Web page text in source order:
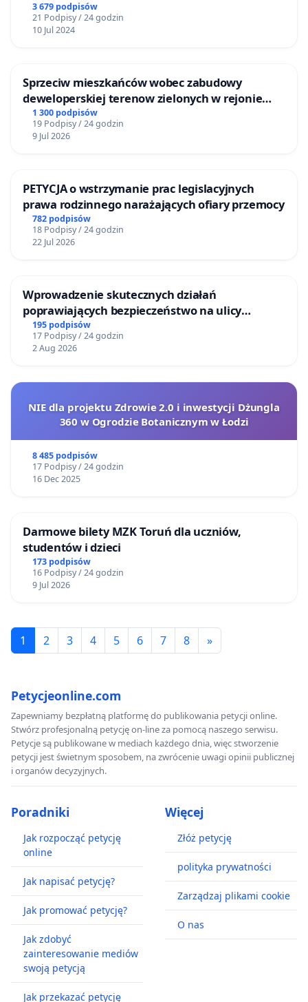
3 679 podpisów
21 Podpisy / 24 godzin
10 Jul 2024
Sprzeciw mieszkańców wobec zabudowy
deweloperskiej terenow zielonych w rejonie
Bulwarów Straceńskich w Bielsku-Białej
1 300 podpisów
19 Podpisy / 24 godzin
9 Jul 2026
PETYCJA o wstrzymanie prac legislacyjnych
prawa rodzinnego narażających ofiary przemocy
782 podpisów
18 Podpisy / 24 godzin
22 Jul 2026
Wprowadzenie skutecznych działań
poprawiających bezpieczeństwo na ulicy
Żeromskiego w Otwocku
195 podpisów
17 Podpisy / 24 godzin
2 Aug 2026
NIE dla projektu Zdrowie 2.0 i inwestycji Dżungla
360 w Ogrodzie Botanicznym w Łodzi
8 485 podpisów
17 Podpisy / 24 godzin
16 Dec 2025
Darmowe bilety MZK Toruń dla uczniów,
studentów i dzieci
173 podpisów
16 Podpisy / 24 godzin
9 Jul 2026
1 2 3 4 5 6 7 8 »
Petycjeonline.com
Zapewniamy bezpłatną platformę do publikowania petycji online.
Stwórz profesjonalną petycję on-line za pomocą naszego serwisu.
Petycje są publikowane w mediach każdego dnia, więc stworzenie
petycji jest świetnym sposobem, na zwrócenie uwagi opinii publicznej
i organów decyzyjnych.
Poradniki
Jak rozpocząć petycję
online
Jak napisać petycję?
Jak promować petycję?
Jak zdobyć
zainteresowanie mediów
swoją petycją
Jak przekazać petycję
Więcej
Złóż petycję
polityka prywatności
Zarządzaj plikami cookie
O nas